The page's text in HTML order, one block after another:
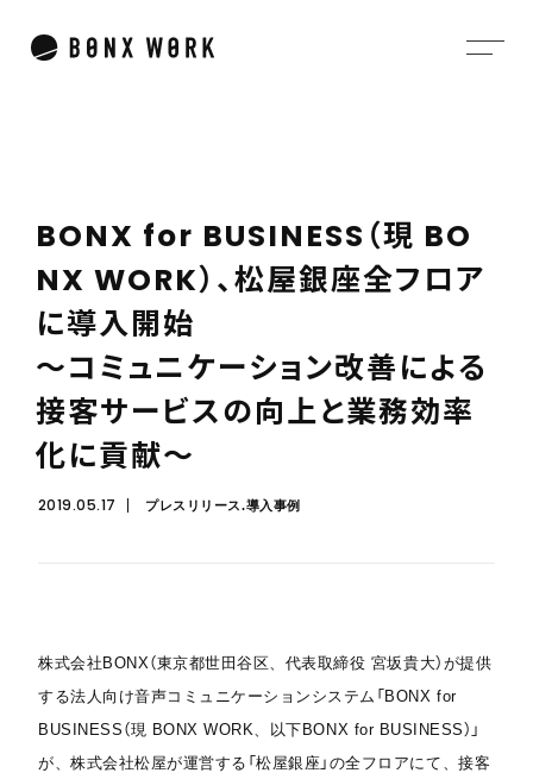
BONX for BUSINESS （現 BO
NX WORK） 、松屋銀座全フ ロア
に導入開始
～コ ミュニケーション改善による
接客サービスの向上と業務効率
化に貢献～
2019.05.17 プレスリリース 導入事例
株式会社BONX（東京都世田谷区、代表取締役 宮坂貴大）が提供
する法人向け音声コミュニケーションシステム「BONX for
BUSINESS（現 BONX WORK、以下BONX for BUSINESS）」
が、株式会社松屋が運営する「松屋銀座」の全フロアにて、接客